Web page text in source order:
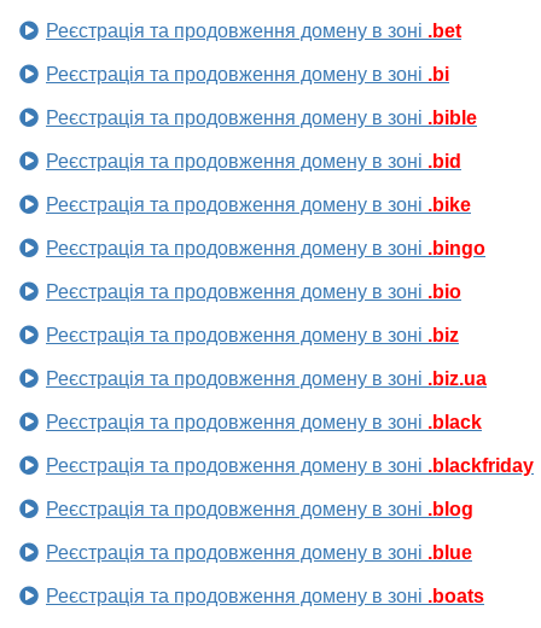
Реєстрація та продовження домену в зоні .bet
Реєстрація та продовження домену в зоні .bi
Реєстрація та продовження домену в зоні .bible
Реєстрація та продовження домену в зоні .bid
Реєстрація та продовження домену в зоні .bike
Реєстрація та продовження домену в зоні .bingo
Реєстрація та продовження домену в зоні .bio
Реєстрація та продовження домену в зоні .biz
Реєстрація та продовження домену в зоні .biz.ua
Реєстрація та продовження домену в зоні .black
Реєстрація та продовження домену в зоні .blackfriday
Реєстрація та продовження домену в зоні .blog
Реєстрація та продовження домену в зоні .blue
Реєстрація та продовження домену в зоні .boats